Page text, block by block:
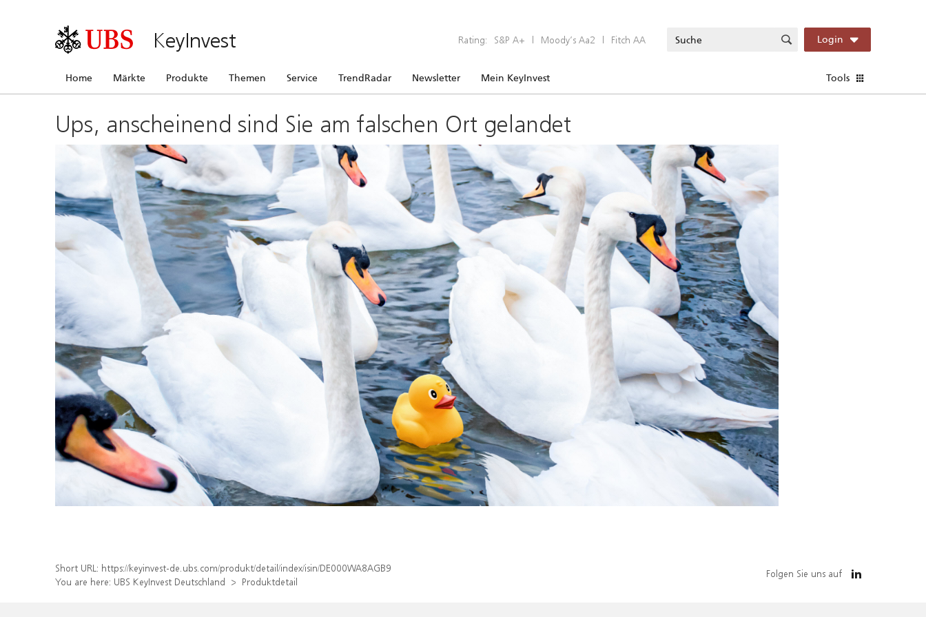
KeyInvest Rating: S&P A+ | Moody’s Aa2 | Fitch AA Login
Home Märkte Produkte Themen Service TrendRadar Newsletter Mein KeyInvest Tools
Ups, anscheinend sind Sie am falschen Ort gelandet
Short URL: https://keyinvest-de.ubs.com/produkt/detail/index/isin/DE000WA8AGB9
You are here: UBS KeyInvest Deutschland Produktdetail
Folgen Sie uns auf